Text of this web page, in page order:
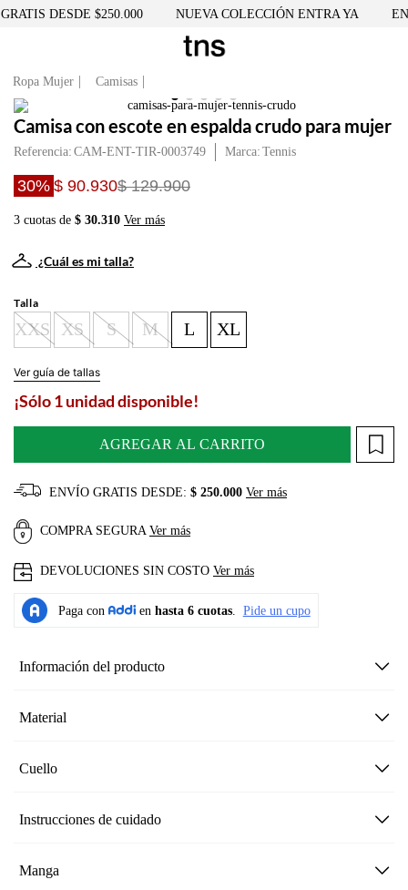
DESDE $250.000 NUEVA COLECCIÓN ENTRA YA
Ropa Mujer Camisas
Camisa con escote en espalda crudo para mujer
Referencia: CAM-ENT-TIR-0003749 Tennis
30% $ 90.930$ 129.900
3 cuotas de $ 30.310 Ver más
¿Cuál es mi talla?
Talla
XXS XS S M L XL
Ver guía de tallas
¡Sólo 1 unidad disponible!
AGREGAR AL CARRITO
ENVÍO GRATIS DESDE: $ 250.000 Ver más
COMPRA SEGURA Ver más
DEVOLUCIONES SIN COSTO Ver más
Información del producto
Material
Cuello
Instrucciones de cuidado
Manga